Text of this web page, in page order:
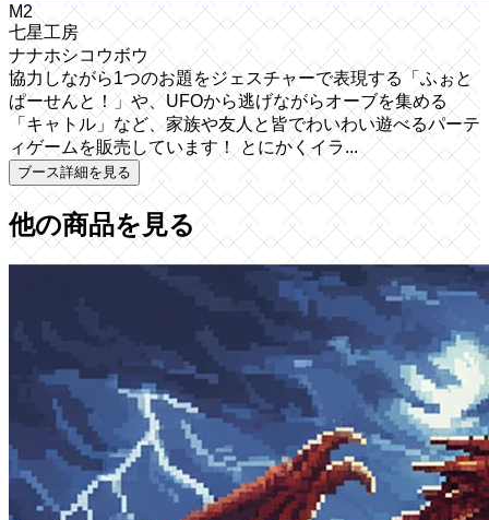
M2
七星工房
ナナホシコウボウ
協力しながら1つのお題をジェスチャーで表現する「ふぉと
ぱーせんと！」や、UFOから逃げながらオーブを集める
「キャトル」など、家族や友人と皆でわいわい遊べるパーテ
ィゲームを販売しています！ とにかくイラ...
ブース詳細を見る
他の商品を見る